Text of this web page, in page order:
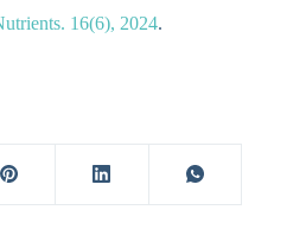
16(6), 2024.